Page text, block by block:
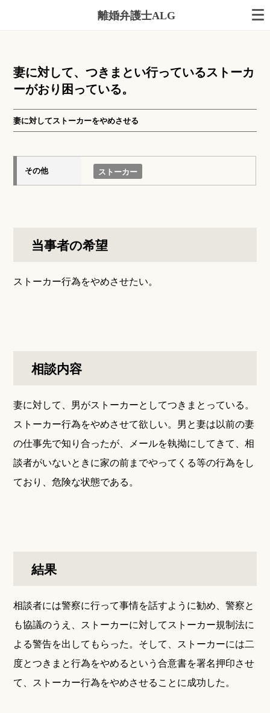
離婚弁護士ALG
妻に対して、つきまとい行っているストーカ
ーがおり困っている。
妻に対してストーカーをやめさせる
その他 ストーカー
当事者の希望
ストーカー行為をやめさせたい。
相談内容
妻に対して、男がストーカーとしてつきまとっている。
ストーカー行為をやめさせて欲しい。男と妻は以前の妻
の仕事先で知り合ったが、メールを執拗にしてきて、相
談者がいないときに家の前までやってくる等の行為をし
ており、危険な状態である。
結果
相談者には警察に行って事情を話すように勧め、警察と
も協議のうえ、ストーカーに対してストーカー規制法に
よる警告を出してもらった。そして、ストーカーには二
度とつきまと行為をやめるという合意書を署名押印させ
て、ストーカー行為をやめさせることに成功した。